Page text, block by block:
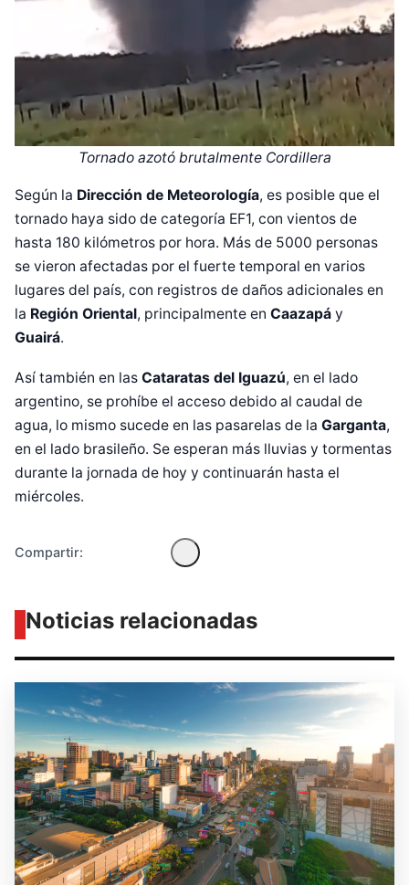
Tornado azotó brutalmente Cordillera
Según la Dirección de Meteorología, es posible que el
tornado haya sido de categoría EF1, con vientos de
hasta 180 kilómetros por hora. Más de 5000 personas
se vieron afectadas por el fuerte temporal en varios
lugares del país, con registros de daños adicionales en
la Región Oriental, principalmente en Caazapá y
Guairá.
Así también en las Cataratas del Iguazú, en el lado
argentino, se prohíbe el acceso debido al caudal de
agua, lo mismo sucede en las pasarelas de la Garganta,
en el lado brasileño. Se esperan más lluvias y tormentas
durante la jornada de hoy y continuarán hasta el
miércoles.
Compartir:
Diseñado por Shiro
Noticias relacionadas